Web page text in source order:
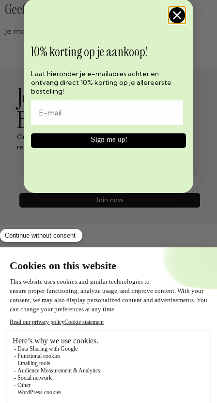
Geef een reactie
Je moet
Join the
Beppy revolution
Ontvang het laatste nieuws over menstruatie vrijheid
rechtstreeks in je inbox!
e-mail
Join now
Shopservice
Alles over
Contact
Volg ons!
10% korting op je aankoop!
Laat hieronder je e-mailadres achter en
ontvang direct 10% korting op je allereerste
bestelling!
Sign me up!